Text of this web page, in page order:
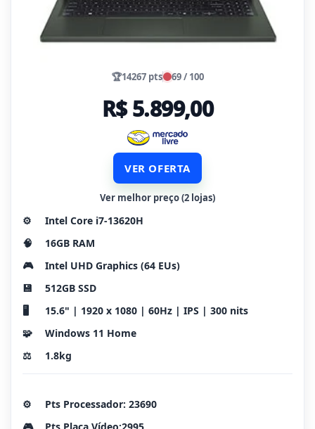
🏆14267 pts 69 / 100
R$ 5.899,00
VER OFERTA
Ver melhor preço (2 lojas)
⚙️
Intel Core i7-13620H
🧠
16GB RAM
🎮
Intel UHD Graphics (64 EUs)
💾
512GB SSD
🖥️
15.6" | 1920 x 1080 | 60Hz | IPS | 300 nits
🧩
Windows 11 Home
⚖️
1.8kg
⚙️
Pts Processador: 23690